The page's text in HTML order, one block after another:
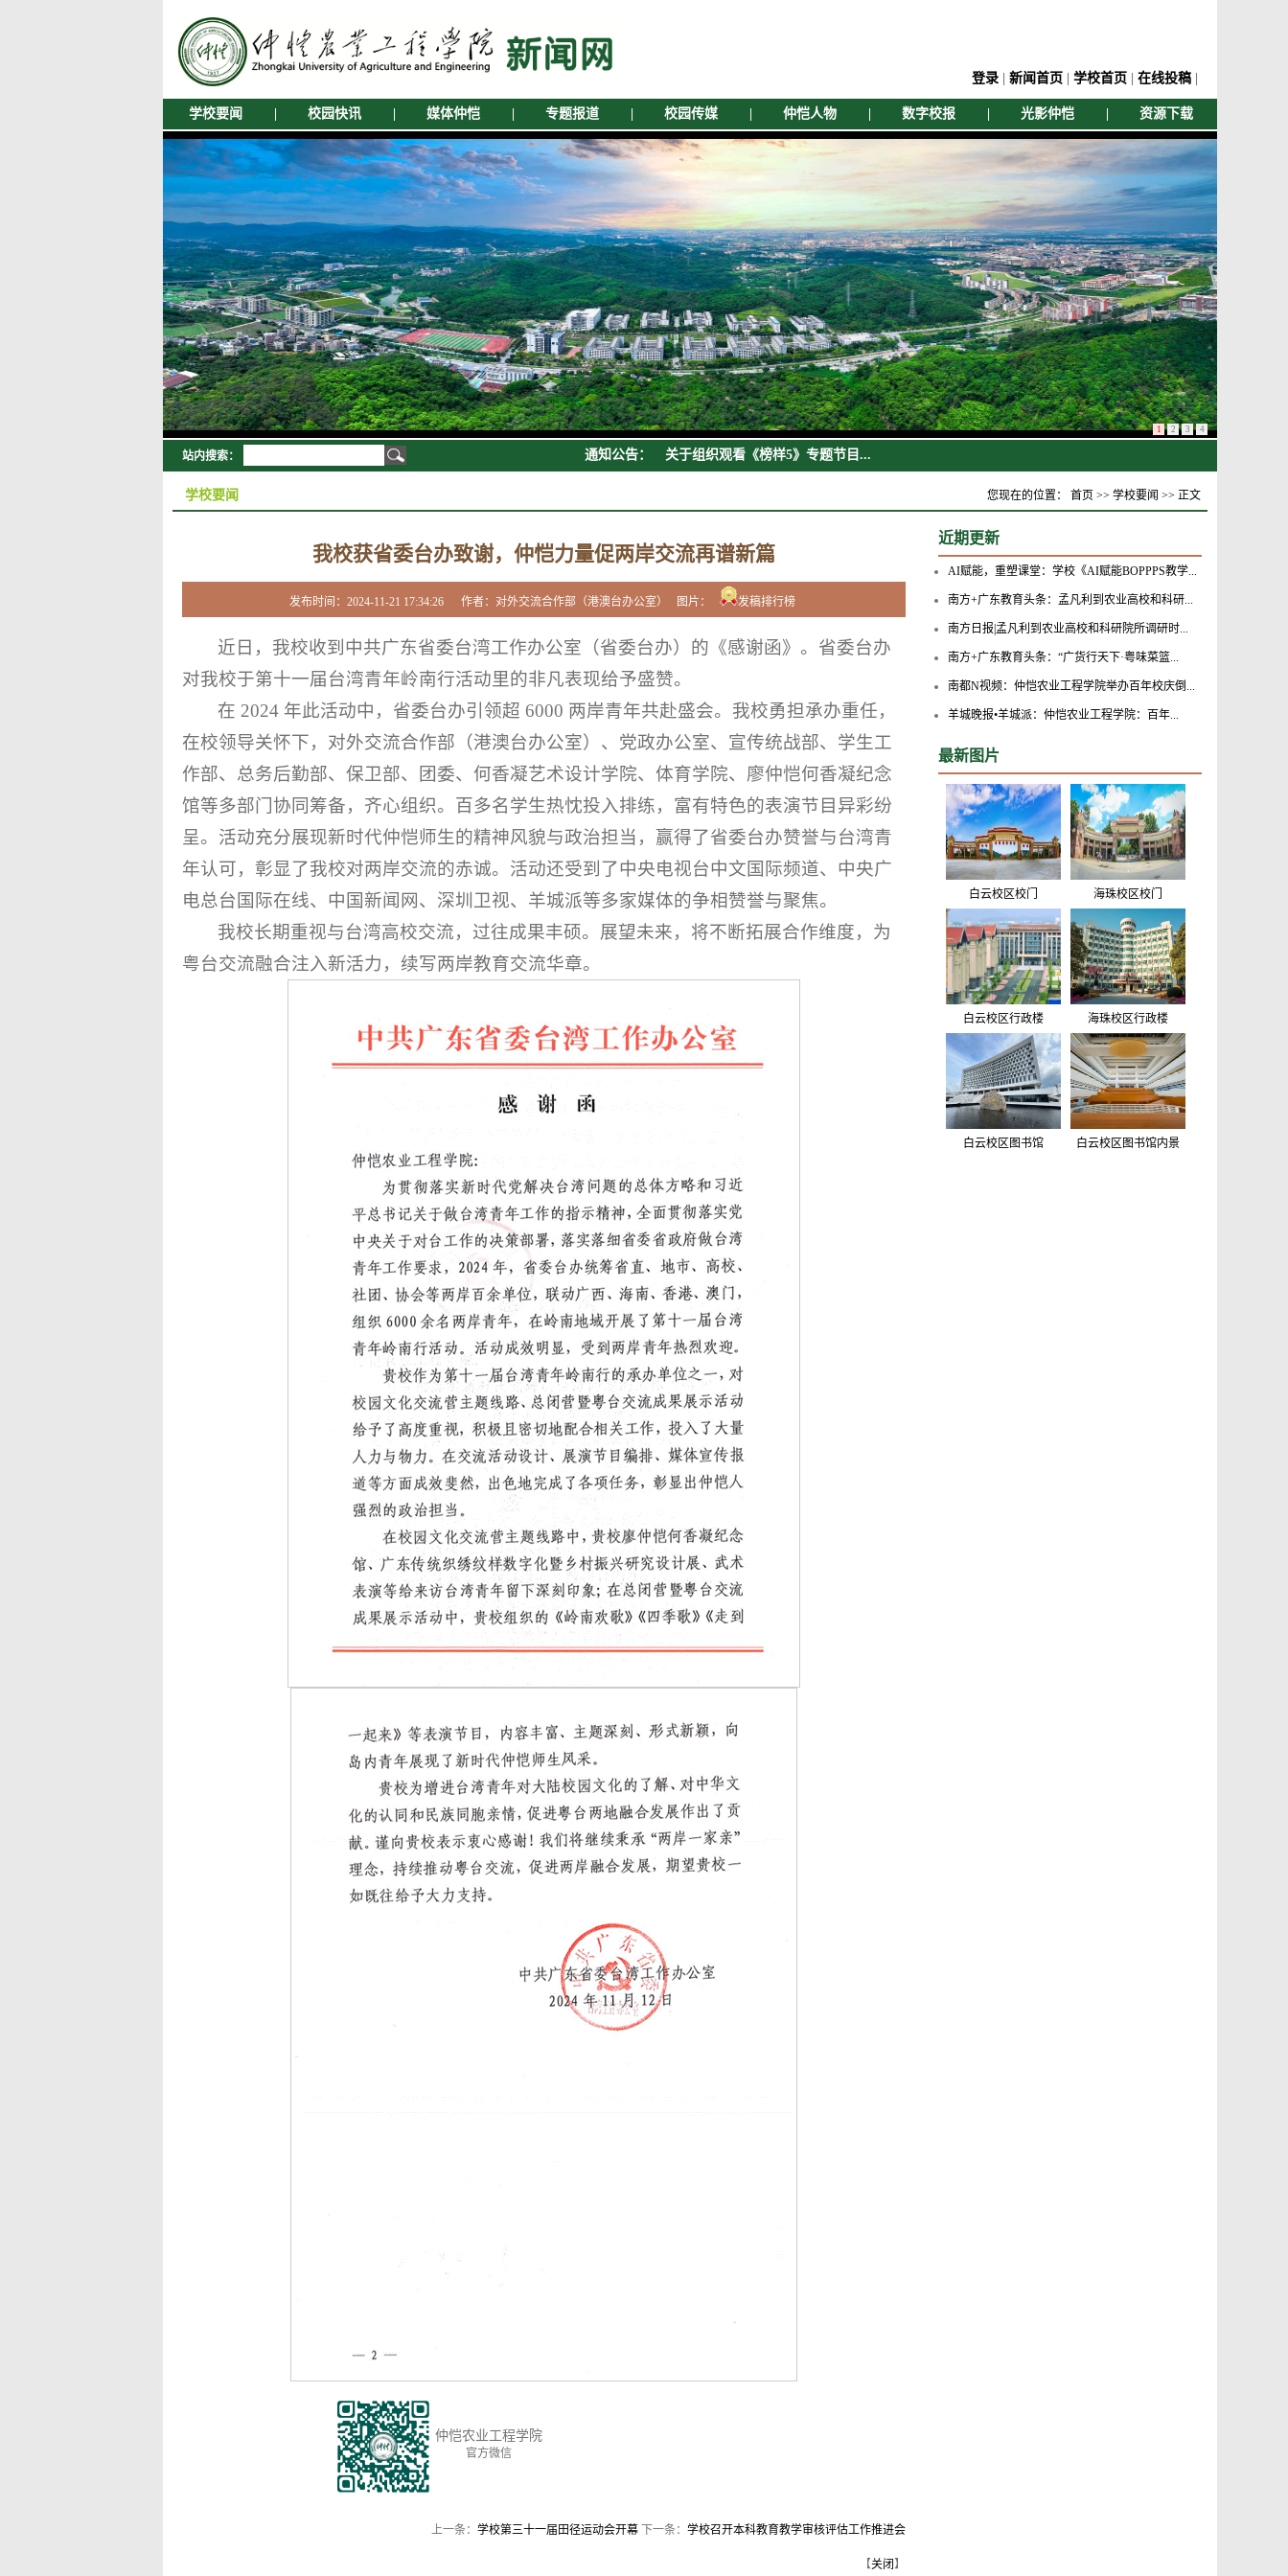
登录 新闻首页 学校首页 在线投稿
学校要闻 校园快讯 媒体仲恺 专题报道 校园传媒 仲恺人物 数字校报 光影仲恺 资源下载
1 2 3 4
站内搜索： 通知公告：
关于组织观看《榜样5》专题节目...
宣字【2017】9号：关于组织报名...
宣字[2017]1号，关于发放学校新...
您现在的位置： 首页 >> 学校要闻 >> 正文
学校要闻
我校获省委台办致谢，仲恺力量促两岸交流再谱新篇
发布时间：2024-11-21 17:34:26 作者：对外交流合作部（港澳台办公室） 图片： 发稿排行榜
近日，我校收到中共广东省委台湾工作办公室（省委台办）的《感谢函》。省委台办
对我校于第十一届台湾青年岭南行活动里的非凡表现给予盛赞。
在 2024 年此活动中，省委台办引领超 6000 两岸青年共赴盛会。我校勇担承办重任，
在校领导关怀下，对外交流合作部（港澳台办公室）、党政办公室、宣传统战部、学生工
作部、总务后勤部、保卫部、团委、何香凝艺术设计学院、体育学院、廖仲恺何香凝纪念
馆等多部门协同筹备，齐心组织。百多名学生热忱投入排练，富有特色的表演节目异彩纷
呈。活动充分展现新时代仲恺师生的精神风貌与政治担当，赢得了省委台办赞誉与台湾青
年认可，彰显了我校对两岸交流的赤诚。活动还受到了中央电视台中文国际频道、中央广
电总台国际在线、中国新闻网、深圳卫视、羊城派等多家媒体的争相赞誉与聚焦。
我校长期重视与台湾高校交流，过往成果丰硕。展望未来，将不断拓展合作维度，为
粤台交流融合注入新活力，续写两岸教育交流华章。
仲恺农业工程学院
官方微信
上一条： 学校第三十一届田径运动会开幕 下一条： 学校召开本科教育教学审核评估工作推进会
【关闭 】
近期更新
AI赋能，重塑课堂：学校《AI赋能BOPPPS教学...
南方+广东教育头条：孟凡利到农业高校和科研...
南方日报|孟凡利到农业高校和科研院所调研时...
南方+广东教育头条：“广货行天下·粤味菜篮...
南都N视频：仲恺农业工程学院举办百年校庆倒...
羊城晚报•羊城派：仲恺农业工程学院：百年...
最新图片
白云校区校门 海珠校区校门
白云校区行政楼 海珠校区行政楼
白云校区图书馆 白云校区图书馆内景